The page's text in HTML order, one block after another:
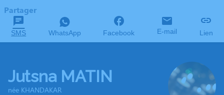
Partager
SMS WhatsApp Facebook E-mail Lien
Jutsna MATIN
née KHANDAKAR